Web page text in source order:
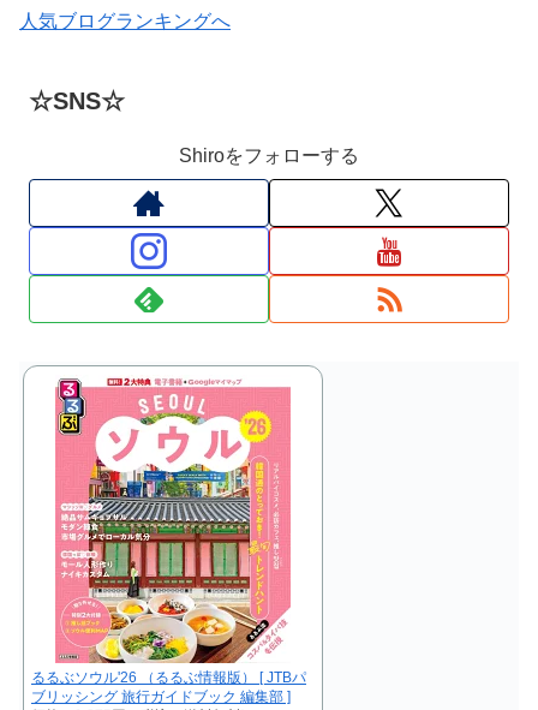
人気ブログランキングへ
☆SNS☆
Shiroをフォローする
るるぶソウル'26 （るるぶ情報版） [ JTBパ
ブリッシング 旅行ガイドブック 編集部 ]